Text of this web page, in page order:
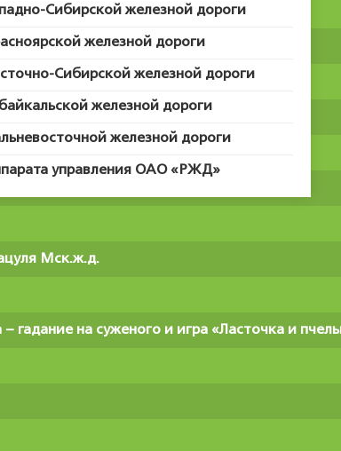
Сибирской железной дороги
железной дороги
Сибирской железной дороги
железной дороги
железной дороги
управления ОАО «РЖД»
Мск.ж.д.
гадание на суженого и игра «Ласточка и